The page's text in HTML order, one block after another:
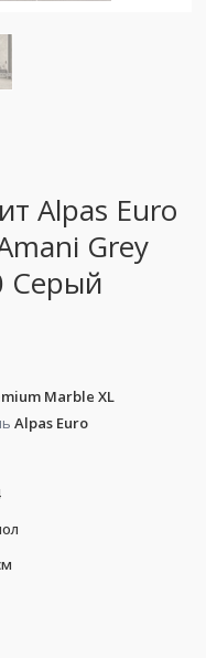
Alpas Euro
Grey
Серый
Marble XL
Alpas Euro